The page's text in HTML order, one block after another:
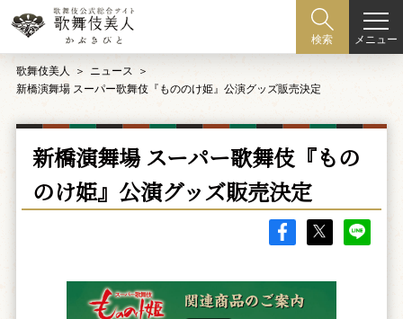
検索 メニュー
歌舞伎美人
ニュース
新橋演舞場 スーパー歌舞伎『もののけ姫』公演グッズ販売決定
新橋演舞場 スーパー歌舞伎『もの
のけ姫』公演グッズ販売決定